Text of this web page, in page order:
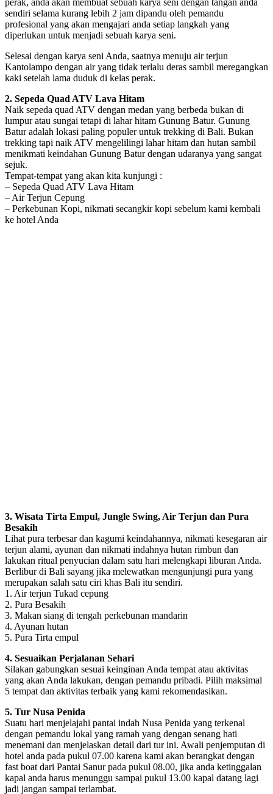
sendiri selama kurang lebih 2 jam dipandu oleh pemandu
profesional yang akan mengajari anda setiap langkah yang
diperlukan untuk menjadi sebuah karya seni.
Selesai dengan karya seni Anda, saatnya menuju air terjun
Kantolampo dengan air yang tidak terlalu deras sambil meregangkan
kaki setelah lama duduk di kelas perak.
2. Sepeda Quad ATV Lava Hitam
Naik sepeda quad ATV dengan medan yang berbeda bukan di
lumpur atau sungai tetapi di lahar hitam Gunung Batur. Gunung
Batur adalah lokasi paling populer untuk trekking di Bali. Bukan
trekking tapi naik ATV mengelilingi lahar hitam dan hutan sambil
menikmati keindahan Gunung Batur dengan udaranya yang sangat
sejuk.
Tempat-tempat yang akan kita kunjungi :
– Sepeda Quad ATV Lava Hitam
– Air Terjun Cepung
– Perkebunan Kopi, nikmati secangkir kopi sebelum kami kembali
ke hotel Anda
3. Wisata Tirta Empul, Jungle Swing, Air Terjun dan Pura
Besakih
Lihat pura terbesar dan kagumi keindahannya, nikmati kesegaran air
terjun alami, ayunan dan nikmati indahnya hutan rimbun dan
lakukan ritual penyucian dalam satu hari melengkapi liburan Anda.
Berlibur di Bali sayang jika melewatkan mengunjungi pura yang
merupakan salah satu ciri khas Bali itu sendiri.
1. Air terjun Tukad cepung
2. Pura Besakih
3. Makan siang di tengah perkebunan mandarin
4. Ayunan hutan
5. Pura Tirta empul
4. Sesuaikan Perjalanan Sehari
Silakan gabungkan sesuai keinginan Anda tempat atau aktivitas
yang akan Anda lakukan, dengan pemandu pribadi. Pilih maksimal
5 tempat dan aktivitas terbaik yang kami rekomendasikan.
5. Tur Nusa Penida
Suatu hari menjelajahi pantai indah Nusa Penida yang terkenal
dengan pemandu lokal yang ramah yang dengan senang hati
menemani dan menjelaskan detail dari tur ini. Awali penjemputan di
hotel anda pada pukul 07.00 karena kami akan berangkat dengan
fast boat dari Pantai Sanur pada pukul 08.00, jika anda ketinggalan
kapal anda harus menunggu sampai pukul 13.00 kapal datang lagi
jadi jangan sampai terlambat.